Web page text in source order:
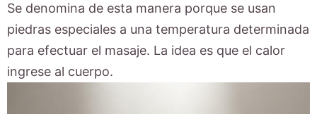
Se denomina de esta manera porque se usan
piedras especiales a una temperatura determinada
para efectuar el masaje. La idea es que el calor
ingrese al cuerpo.